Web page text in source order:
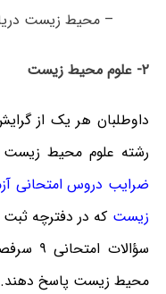
– محیط زیست
۲- علوم محیط زیست
داوطلبان هر یک از
رشته علوم محیط زیست
ضرایب دروس امتحانی
زیست
محیط زیست پاسخ دهند.